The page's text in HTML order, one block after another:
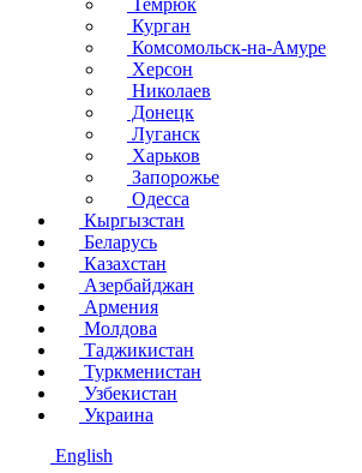
Темрюк
Курган
Комсомольск-на-Амуре
Херсон
Николаев
Донецк
Луганск
Харьков
Запорожье
Одесса
Кыргызстан
Беларусь
Казахстан
Азербайджан
Армения
Молдова
Таджикистан
Туркменистан
Узбекистан
Украина
English